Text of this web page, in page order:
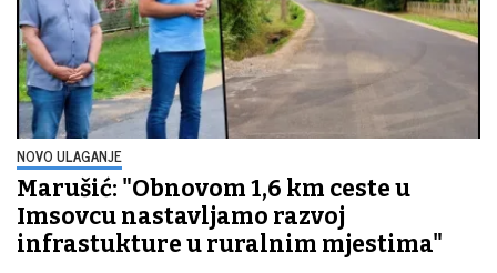
NOVO ULAGANJE
Marušić: "Obnovom 1,6 km ceste u
Imsovcu nastavljamo razvoj
infrastukture u ruralnim mjestima"